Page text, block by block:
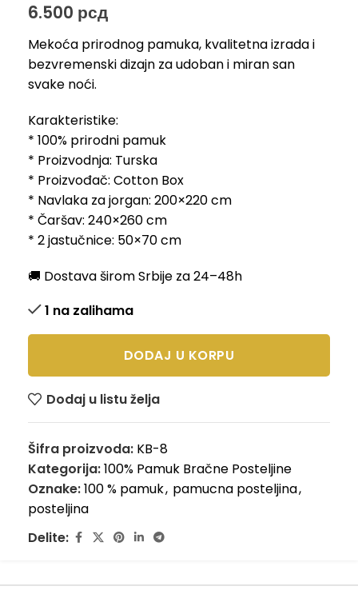
6.500 рсд
Mekoća prirodnog pamuka, kvalitetna izrada i
bezvremenski dizajn za udoban i miran san
svake noći.
Karakteristike:
* 100% prirodni pamuk
* Proizvodnja: Turska
* Proizvođač: Cotton Box
* Navlaka za jorgan: 200×220 cm
* Čaršav: 240×260 cm
* 2 jastučnice: 50×70 cm
🚚 Dostava širom Srbije za 24–48h
1 na zalihama
DODAJ U KORPU
Dodaj u listu želja
Šifra proizvoda: KB-8
Kategorija:100% Pamuk Bračne Posteljine
Oznake:100 % pamuk, pamucna posteljina,
posteljina
Delite: